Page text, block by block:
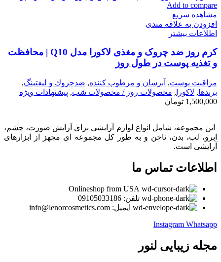
Add to compare
مشاهده سریع
افزودن به علاقه مندی
اطلاعات بیشتر
کرم روز ضد چروک و مغذی لاکورا مدل Q10 | محافظت
و تغذیه پوست در طول روز
مراقبت پوست, آبرسان و مرطوب كننده, ضدچروك و ليفتينگ,
برندها, لاكورا , محصولات روز / محصولات شب, پیشنهادات ویژه
1,500,000 تومان
این مجموعه، شامل انواع لوازم آرایشی برای آرایش صورت، چشم،
ابرو، لب، بدن، ناخن و به طور کل مجموعه ای مجهز از ابزارهای
آرایشی است.
اطلاعات تماس ما
Onlineshop from USA
تلفن: 09105033186
ایمیل: info@lenorcosmetics.com
Instagram Whatsapp
مجله زیبایی لنور